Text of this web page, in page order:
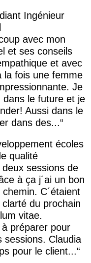
Ingénieur
avec mon
et ses conseils
et avec
la fois une femme
Je
le future et je
Aussi dans le
dans des...
écoles
qualité
sessions de
à ça j´ai un bon
C´étaient
du prochain
vitae.
préparer pour
sessions. Claudia
pour le client...